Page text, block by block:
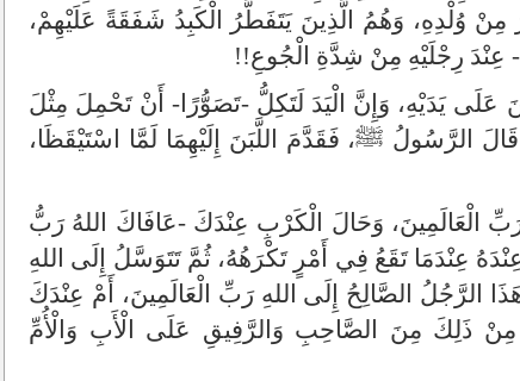
مِنْ وُلْدِهِ، وَهُمُ الَّذِينَ يَتَفَطَّرُ الْكَبِدُ شَفَقَةً عَلَيْهِمْ،
عِنْدَ رِجْلَيْهِ مِنْ شِدَّةِ الْجُوعِ!!
عَلَى يَدَيْهِ، وَإِنَّ الْيَدَ لَتَكِلُّ -تَصَوُّرًا- أَنْ تَحْمِلَ مِثْلَ
الرَّسُولُ ﷺ، فَقَدَّمَ اللَّبَنَ إِلَيْهِمَا لَمَّا اسْتَيْقَظَا،
الْعَالَمِينَ، وَحَالَ الْكَرْبِ عِنْدَكَ -عَافَاكَ اللهُ رَبُّ
عِنْدَمَا تَقَعُ فِي أَمْرٍ تَكْرَهُهُ، ثُمَّ تَتَوَسَّلُ إِلَى اللهِ
الرَّجُلُ الصَّالِحُ إِلَى اللهِ رَبِّ الْعَالَمِينَ، أَمْ عِنْدَكَ
مِنْ ذَلِكَ مِنَ الصَّاحِبِ وَالرَّفِيقِ عَلَى الْأَبِ وَالْأُمِّ